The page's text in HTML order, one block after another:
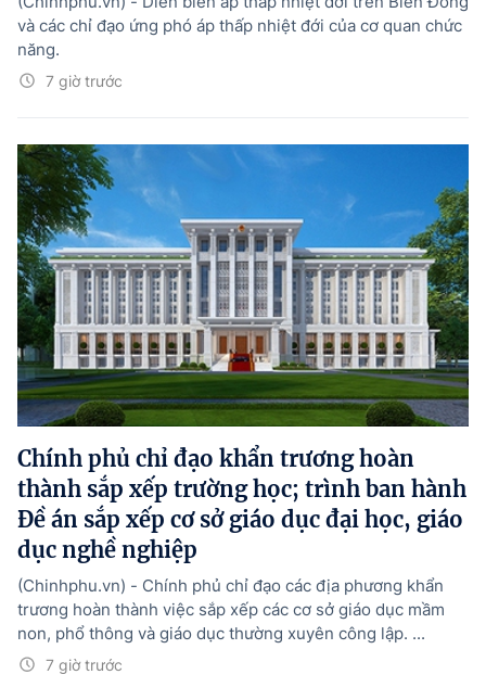
7 giờ trước
và các chỉ đạo ứng phó áp thấp nhiệt đới của cơ quan chức
năng.
Chính phủ chỉ đạo khẩn trương hoàn
thành sắp xếp trường học; trình ban hành
Đề án sắp xếp cơ sở giáo dục đại học, giáo
dục nghề nghiệp
7 giờ trước
(Chinhphu.vn) - Chính phủ chỉ đạo các địa phương khẩn
trương hoàn thành việc sắp xếp các cơ sở giáo dục mầm
non, phổ thông và giáo dục thường xuyên công lập. ...